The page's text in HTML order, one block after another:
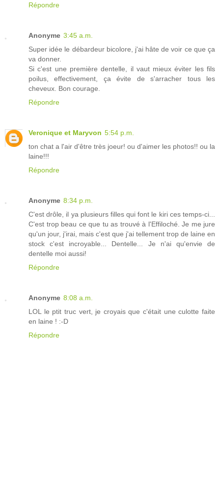
Répondre
Anonyme 3:45 a.m.
Super idée le débardeur bicolore, j'ai hâte de voir ce que ça
va donner.
Si c'est une première dentelle, il vaut mieux éviter les fils
poilus, effectivement, ça évite de s'arracher tous les
cheveux. Bon courage.
Répondre
Veronique et Maryvon 5:54 p.m.
ton chat a l'air d'être très joeur! ou d'aimer les photos!! ou la
laine!!!
Répondre
Anonyme 8:34 p.m.
C'est drôle, il ya plusieurs filles qui font le kiri ces temps-ci...
C'est trop beau ce que tu as trouvé à l'Effiloché. Je me jure
qu'un jour, j'irai, mais c'est que j'ai tellement trop de laine en
stock c'est incroyable... Dentelle... Je n'ai qu'envie de
dentelle moi aussi!
Répondre
Anonyme 8:08 a.m.
LOL le ptit truc vert, je croyais que c'était une culotte faite
en laine ! :-D
Répondre